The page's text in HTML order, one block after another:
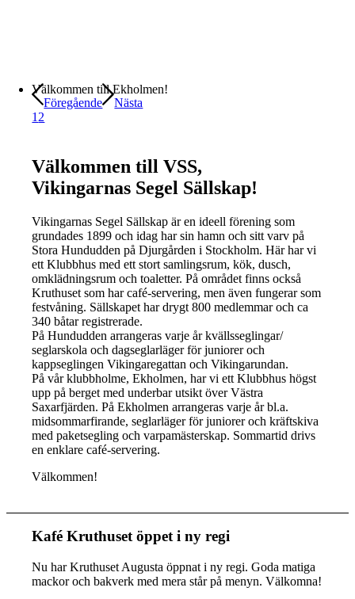
Välkommen till Ekholmen!
Föregående
Nästa
1 2
Välkommen till VSS,
Vikingarnas Segel Sällskap!
Vikingarnas Segel Sällskap är en ideell förening som
grundades 1899 och idag har sin hamn och sitt varv på
Stora Hundudden på Djurgården i Stockholm. Här har vi
ett Klubbhus med ett stort samlingsrum, kök, dusch,
omklädningsrum och toaletter. På området finns också
Kruthuset som har café-servering, men även fungerar som
festvåning. Sällskapet har drygt 800 medlemmar och ca
340 båtar registrerade.
På Hundudden arrangeras varje år kvällsseglingar/
seglarskola och dagseglarläger för juniorer och
kappseglingen Vikingaregattan och Vikingarundan.
På vår klubbholme, Ekholmen, har vi ett Klubbhus högst
upp på berget med underbar utsikt över Västra
Saxarfjärden. På Ekholmen arrangeras varje år bl.a.
midsommarfirande, seglarläger för juniorer och kräftskiva
med paketsegling och varpamästerskap. Sommartid drivs
en enklare café-servering.
Välkommen!
Kafé Kruthuset öppet i ny regi
Nu har Kruthuset Augusta öppnat i ny regi. Goda matiga
mackor och bakverk med mera står på menyn. Välkomna!